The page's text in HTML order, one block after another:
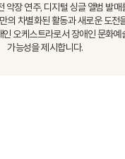
악장 연주, 디지털 싱글 앨범 발매
의 차별화된 활동과 새로운 도전
오케스트라로서 장애인 문화예
가능성을 제시합니다.